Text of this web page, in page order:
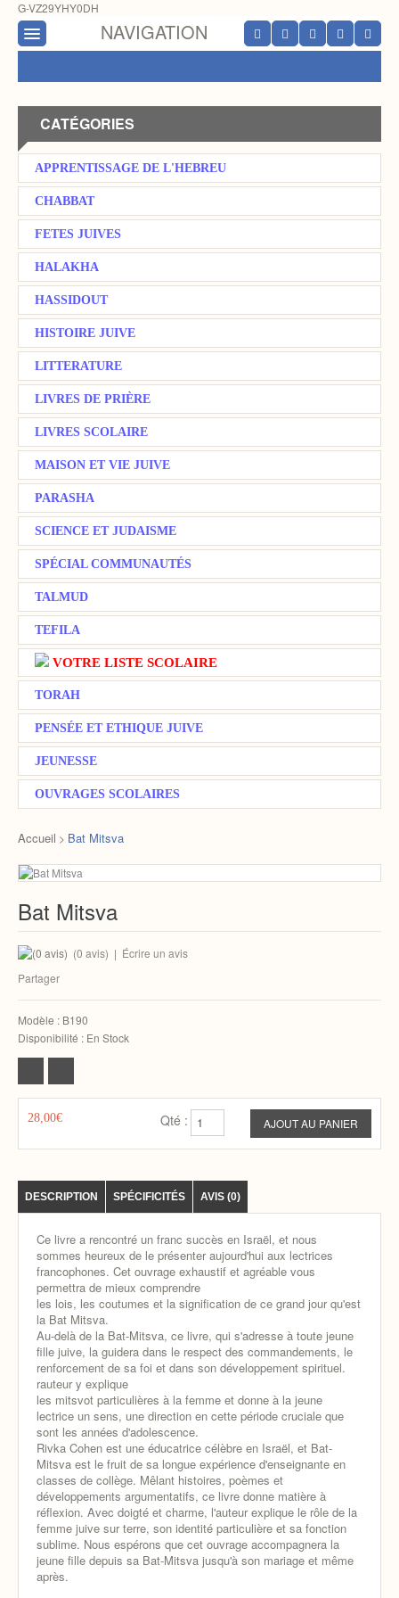
G-VZ29YHY0DH
NAVIGATION
CATÉGORIES
APPRENTISSAGE DE L'HEBREU
CHABBAT
FETES JUIVES
HALAKHA
HASSIDOUT
HISTOIRE JUIVE
LITTERATURE
LIVRES DE PRIÈRE
LIVRES SCOLAIRE
MAISON ET VIE JUIVE
PARASHA
SCIENCE ET JUDAISME
SPÉCIAL COMMUNAUTÉS
TALMUD
TEFILA
VOTRE LISTE SCOLAIRE
TORAH
PENSÉE ET ETHIQUE JUIVE
JEUNESSE
OUVRAGES SCOLAIRES
Accueil > Bat Mitsva
Bat Mitsva
(0 avis) | Écrire un avis
Partager
Modèle : B190
Disponibilité : En Stock
28,00€ Qté :
DESCRIPTION SPÉCIFICITÉS AVIS (0)
Ce livre a rencontré un franc succès en Israël, et nous
sommes heureux de le présenter aujourd'hui aux lectrices
francophones. Cet ouvrage exhaustif et agréable vous
permettra de mieux comprendre
les lois, les coutumes et la signification de ce grand jour qu'est
la Bat Mitsva.
Au-delà de la Bat-Mitsva, ce livre, qui s'adresse à toute jeune
fille juive, la guidera dans le respect des commandements, le
renforcement de sa foi et dans son développement spirituel.
rauteur y explique
les mitsvot particulières à la femme et donne à la jeune
lectrice un sens, une direction en cette période cruciale que
sont les années d'adolescence.
Rivka Cohen est une éducatrice célèbre en Israël, et Bat-
Mitsva est le fruit de sa longue expérience d'enseignante en
classes de collège. Mêlant histoires, poèmes et
développements argumentatifs, ce livre donne matière à
réflexion. Avec doigté et charme, l'auteur explique le rôle de la
femme juive sur terre, son identité particulière et sa fonction
sublime. Nous espérons que cet ouvrage accompagnera la
jeune fille depuis sa Bat-Mitsva jusqu'à son mariage et même
après.